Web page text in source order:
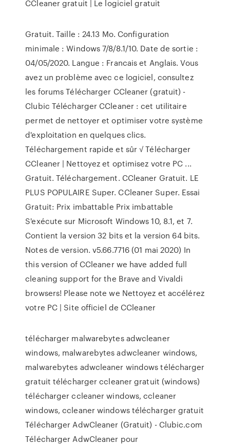
CCleaner gratuit | Le logiciel gratuit
Gratuit. Taille : 24.13 Mo. Configuration
minimale : Windows 7/8/8.1/10. Date de sortie :
04/05/2020. Langue : Francais et Anglais. Vous
avez un problème avec ce logiciel, consultez
les forums Télécharger CCleaner (gratuit) -
Clubic Télécharger CCleaner : cet utilitaire
permet de nettoyer et optimiser votre système
d'exploitation en quelques clics.
Téléchargement rapide et sûr √ Télécharger
CCleaner | Nettoyez et optimisez votre PC ...
Gratuit. Téléchargement. CCleaner Gratuit. LE
PLUS POPULAIRE Super. CCleaner Super. Essai
Gratuit: Prix imbattable Prix imbattable
S'exécute sur Microsoft Windows 10, 8.1, et 7.
Contient la version 32 bits et la version 64 bits.
Notes de version. v5.66.7716 (01 mai 2020) In
this version of CCleaner we have added full
cleaning support for the Brave and Vivaldi
browsers! Please note we Nettoyez et accélérez
votre PC | Site officiel de CCleaner
télécharger malwarebytes adwcleaner
windows, malwarebytes adwcleaner windows,
malwarebytes adwcleaner windows télécharger
gratuit télécharger ccleaner gratuit (windows)
télécharger ccleaner windows, ccleaner
windows, ccleaner windows télécharger gratuit
Télécharger AdwCleaner (Gratuit) - Clubic.com
Télécharger AdwCleaner pour